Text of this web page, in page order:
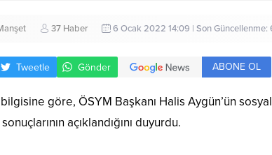
37 Haber 6 Ocak 2022 14:09 | Son
Tweetle Gönder ABONE OL
göre, ÖSYM Başkanı Halis Aygün’ün
açıklandığını duyurdu.